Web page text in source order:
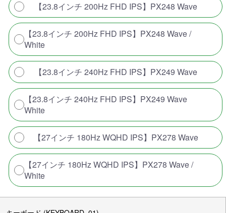
【23.8インチ 200Hz FHD IPS】PX248 Wave
【23.8インチ 200Hz FHD IPS】PX248 Wave /
White
【23.8インチ 240Hz FHD IPS】PX249 Wave
【23.8インチ 240Hz FHD IPS】PX249 Wave
White
【27インチ 180Hz WQHD IPS】PX278 Wave
【27インチ 180Hz WQHD IPS】PX278 Wave /
White